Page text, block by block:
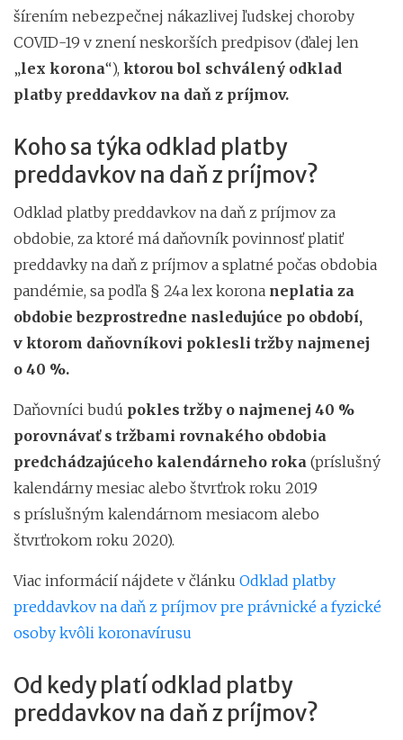
šírením nebezpečnej nákazlivej ľudskej choroby
COVID-19 v znení neskorších predpisov (ďalej len
„lex korona“), ktorou bol schválený odklad
platby preddavkov na daň z príjmov.
Koho sa týka odklad platby
preddavkov na daň z príjmov?
Odklad platby preddavkov na daň z príjmov za
obdobie, za ktoré má daňovník povinnosť platiť
preddavky na daň z príjmov a splatné počas obdobia
pandémie, sa podľa § 24a lex korona neplatia za
obdobie bezprostredne nasledujúce po období,
v ktorom daňovníkovi poklesli tržby najmenej
o 40 %.
Daňovníci budú pokles tržby o najmenej 40 %
porovnávať s tržbami rovnakého obdobia
predchádzajúceho kalendárneho roka (príslušný
kalendárny mesiac alebo štvrťrok roku 2019
s príslušným kalendárnom mesiacom alebo
štvrťrokom roku 2020).
Viac informácií nájdete v článku Odklad platby
preddavkov na daň z príjmov pre právnické a fyzické
osoby kvôli koronavírusu
Od kedy platí odklad platby
preddavkov na daň z príjmov?